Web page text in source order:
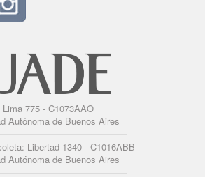
Lima 775 - C1073AAO
Autónoma de Buenos Aires
Libertad 1340 - C1016ABB
Autónoma de Buenos Aires